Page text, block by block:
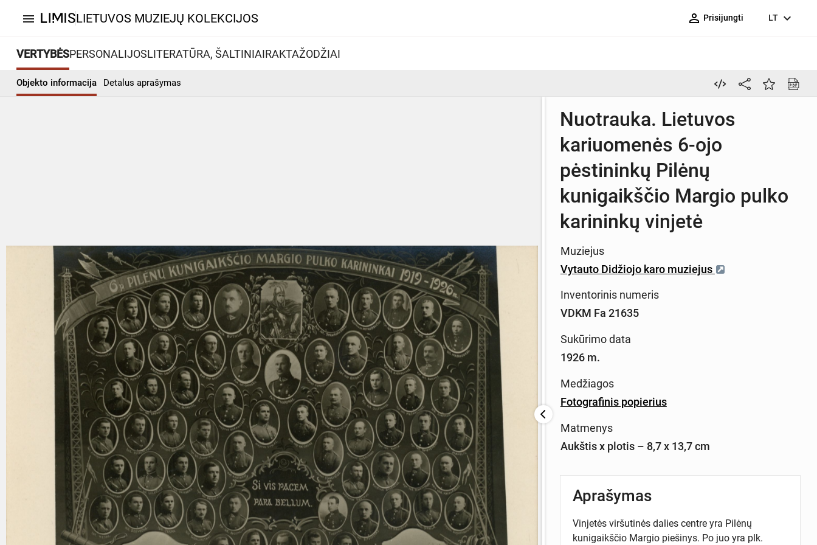
menu LIETUVOS MUZIEJŲ KOLEKCIJOS person_outline Prisijungti LT expand_more
VERTYBĖSPERSONALIJOSLITERATŪRA, ŠALTINIAIRAKTAŽODŽIAI
Objekto informacija Detalus aprašymas
Nuotrauka. Lietuvos
kariuomenės 6-ojo
pėstininkų Pilėnų
kunigaikščio Margio pulko
karininkų vinjetė
Muziejus
Vytauto Didžiojo karo muziejus
Inventorinis numeris
VDKM Fa 21635
Sukūrimo data
1926 m.
Medžiagos
Fotografinis popierius
Matmenys
Aukštis x plotis – 8,7 x 13,7 cm
Aprašymas
Vinjetės viršutinės dalies centre yra Pilėnų
kunigaikščio Margio piešinys. Po juo yra plk.